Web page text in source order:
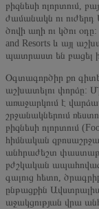
բիզնեսի ոլորտում,
ժամանակն ու
ծովի աղի ու կծու
and Resorts և այլ
պատրաստ են բացել
Օգտագործիր քո
աշխատելու փորձը:
առաջարկում է
շրջանակներում
բիզնեսի ոլորտում
հիմնական
անհրաժեշտ
բժշկական
գալուց հետո,
ընթացքին
աջակցության վրա